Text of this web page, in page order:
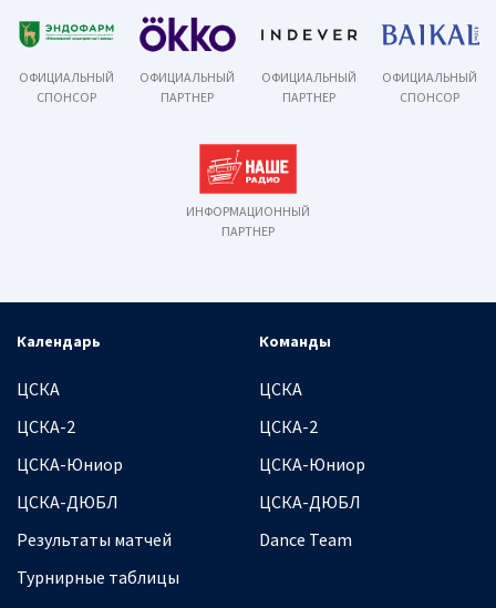
ОФИЦИАЛЬНЫЙ
СПОНСОР
ОФИЦИАЛЬНЫЙ
ПАРТНЕР
ОФИЦИАЛЬНЫЙ
ПАРТНЕР
ОФИЦИАЛЬНЫЙ
СПОНСОР
ИНФОРМАЦИОННЫЙ
ПАРТНЕР
Календарь
ЦСКА
ЦСКА-2
ЦСКА-Юниор
ЦСКА-ДЮБЛ
Результаты матчей
Турнирные таблицы
Команды
ЦСКА
ЦСКА-2
ЦСКА-Юниор
ЦСКА-ДЮБЛ
Dance Team